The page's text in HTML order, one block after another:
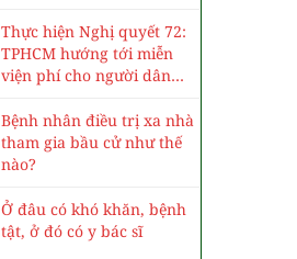
Thực hiện Nghị quyết 72:
TPHCM hướng tới miễn
viện phí cho người dân
Bệnh nhân điều trị xa nhà
tham gia bầu cử như thế
nào?
Ở đâu có khó khăn, bệnh
tật, ở đó có y bác sĩ